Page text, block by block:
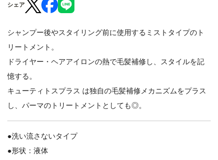
シェア
シャンプー後やスタイリング前に使用するミストタイプのト
リートメント。
ドライヤー・ヘアアイロンの熱で毛髪補修し、スタイルを記
憶する。
キューティトスプラス は独自の毛髪補修メカニズムをプラス
し、パーマのトリートメントとしても◎。
●洗い流さないタイプ
●形状：液体